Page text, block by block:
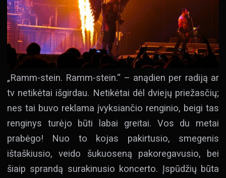
„Ramm-stein. Ramm-stein.“ – anądien per radiją ar
tv netikėtai išgirdau. Netikėtai dėl dviejų priežasčių;
nes tai buvo reklama įvyksiančio renginio, beigi tas
renginys turėjo būti labai greitai. Vos du metai
prabėgo! Nuo to kojas pakirtusio, smegenis
ištaškiusio, veido šukuoseną pakoregavusio, bei
šiaip sprandą surakinusio koncerto. Įspūdžių būta